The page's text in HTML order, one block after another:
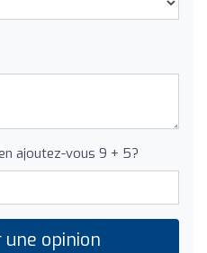
ajoutez-vous 9 + 5?
une opinion